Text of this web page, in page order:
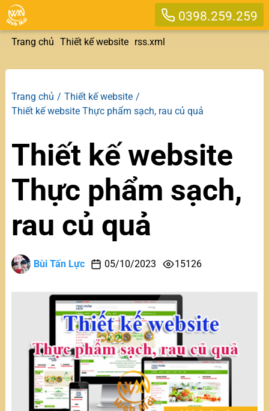
0398.259.259
Trang chủ Thiết kế website rss.xml
Trang chủ
Thiết kế website
Thiết kế website Thực phẩm sạch, rau củ quả
Thiết kế website
Thực phẩm sạch,
rau củ quả
Bùi Tấn Lực 05/10/2023 15126